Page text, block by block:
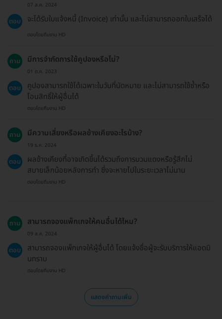
07 ส.ค. 2024
ตอบ จะได้รับใบแจ้งหนี้ (Invoice) เท่านั้น และไม่สามารถออกใบเสร็จได้
ตอบโดยทีมงาน HD
ถาม มีการจำกัดการใช้คูปองหรือไม่?
01 ต.ค. 2023
ตอบ
คูปองสามารถใช้ได้เฉพาะในวันที่นัดหมาย และไม่สามารถใช้ซ้ำหรือ
โอนสิทธิ์ให้ผู้อื่นได้
ตอบโดยทีมงาน HD
ถาม มีความเสี่ยงหรือผลข้างเคียงอะไรบ้าง?
19 ธ.ค. 2024
ตอบ
ผลข้างเคียงที่อาจเกิดขึ้นได้รวมถึงการบวมแดงหรือรู้สึกไม่
สบายเล็กน้อยหลังการทำ ซึ่งจะหายไปในระยะเวลาไม่นาน
ตอบโดยทีมงาน HD
ถาม สามารถจองแพ็กเกจให้คนอื่นได้ไหม?
09 ส.ค. 2024
ตอบ
สามารถจองแพ็กเกจให้ผู้อื่นได้ โดยแจ้งชื่อผู้จะรับบริการให้แอดมิ
นทราบ
ตอบโดยทีมงาน HD
แสดงคำถามเพิ่ม